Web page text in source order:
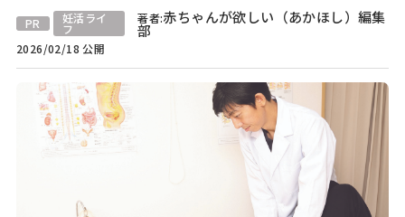
PR 妊活ライ
フ
著者:赤ちゃんが欲しい（あかほし）編集
部
2026/02/18 公開